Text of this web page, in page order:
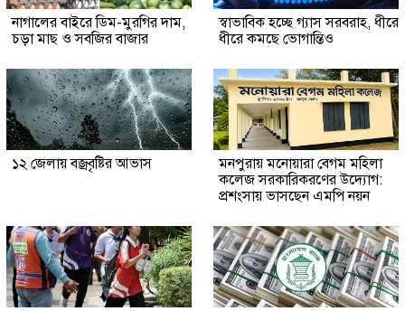
নাগালের বাইরে ডিম-মুরগির দাম,
চড়া মাছ ও সবজির বাজার
স্বাভাবিক হচ্ছে গ্যাস সরবরাহ, ধীরে
ধীরে কমছে ভোগান্তিও
১২ জেলায় বজ্রবৃষ্টির আভাস
মনপুরায় মনোয়ারা বেগম মহিলা
কলেজ সরকারিকরণের উদ্যোগ:
প্রশংসায় ভাসছেন এমপি নয়ন